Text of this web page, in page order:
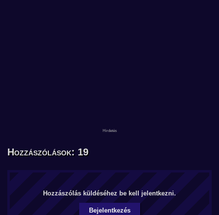
Hozzászólások: 19
Hozzászólás küldéséhez be kell jelentkezni.
Bejelentkezés